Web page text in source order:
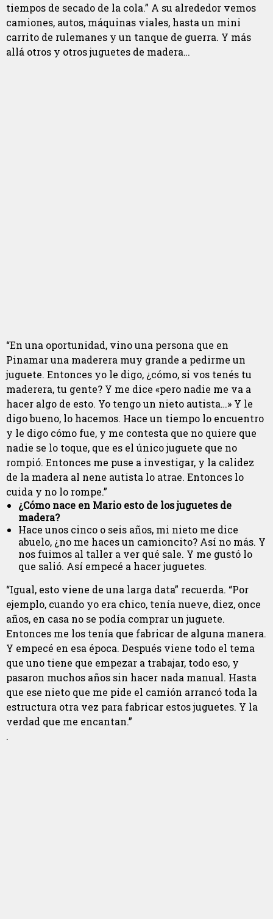
tiempos de secado de la cola.” A su alrededor vemos
camiones, autos, máquinas viales, hasta un mini
carrito de rulemanes y un tanque de guerra. Y más
allá otros y otros juguetes de madera…
“En una oportunidad, vino una persona que en
Pinamar una maderera muy grande a pedirme un
juguete. Entonces yo le digo, ¿cómo, si vos tenés tu
maderera, tu gente? Y me dice «pero nadie me va a
hacer algo de esto. Yo tengo un nieto autista…» Y le
digo bueno, lo hacemos. Hace un tiempo lo encuentro
y le digo cómo fue, y me contesta que no quiere que
nadie se lo toque, que es el único juguete que no
rompió. Entonces me puse a investigar, y la calidez
de la madera al nene autista lo atrae. Entonces lo
cuida y no lo rompe.”
¿Cómo nace en Mario esto de los juguetes de
madera?
Hace unos cinco o seis años, mi nieto me dice
abuelo, ¿no me haces un camioncito? Así no más. Y
nos fuimos al taller a ver qué sale. Y me gustó lo
que salió. Así empecé a hacer juguetes.
“Igual, esto viene de una larga data” recuerda. “Por
ejemplo, cuando yo era chico, tenía nueve, diez, once
años, en casa no se podía comprar un juguete.
Entonces me los tenía que fabricar de alguna manera.
Y empecé en esa época. Después viene todo el tema
que uno tiene que empezar a trabajar, todo eso, y
pasaron muchos años sin hacer nada manual. Hasta
que ese nieto que me pide el camión arrancó toda la
estructura otra vez para fabricar estos juguetes. Y la
verdad que me encantan.”
.